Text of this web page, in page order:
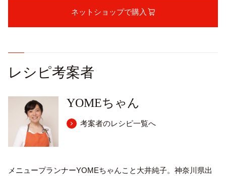
ネットショップで購入
レシピ考案者
YOMEちゃん
メニュープランナーYOMEちゃんこと大井純子。神奈川県出
考案者のレシピ一覧へ